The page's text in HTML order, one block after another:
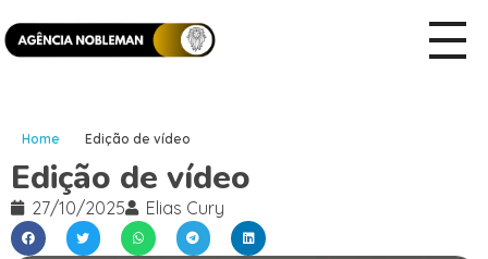
Home Edição de vídeo
Edição de vídeo
27/10/2025 Elias Cury